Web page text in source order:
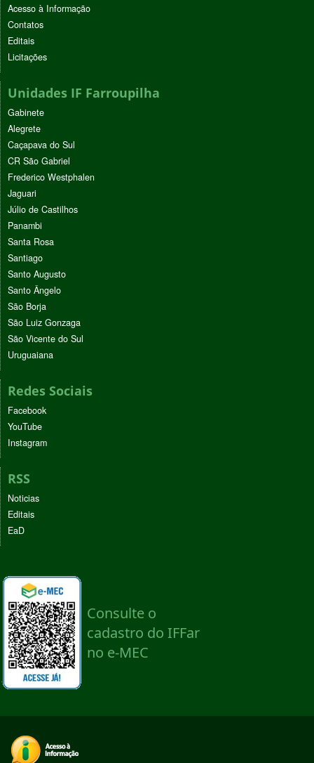
Acesso à Informação
Contatos
Editais
Licitações
Unidades IF Farroupilha
Gabinete
Alegrete
Caçapava do Sul
CR São Gabriel
Frederico Westphalen
Jaguari
Júlio de Castilhos
Panambi
Santa Rosa
Santiago
Santo Augusto
Santo Ângelo
São Borja
São Luiz Gonzaga
São Vicente do Sul
Uruguaiana
Redes Sociais
Facebook
YouTube
Instagram
RSS
Noticias
Editais
EaD